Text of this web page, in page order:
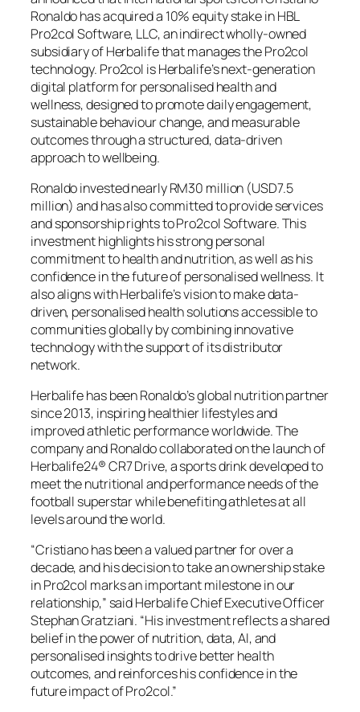
Ronaldo has acquired a 10% equity stake in HBL
Pro2col Software, LLC, an indirect wholly-owned
subsidiary of Herbalife that manages the Pro2col
technology. Pro2col is Herbalife’s next-generation
digital platform for personalised health and
wellness, designed to promote daily engagement,
sustainable behaviour change, and measurable
outcomes through a structured, data-driven
approach to wellbeing.
Ronaldo invested nearly RM30 million (USD7.5
million) and has also committed to provide services
and sponsorship rights to Pro2col Software. This
investment highlights his strong personal
commitment to health and nutrition, as well as his
confidence in the future of personalised wellness. It
also aligns with Herbalife’s vision to make data-
driven, personalised health solutions accessible to
communities globally by combining innovative
technology with the support of its distributor
network.
Herbalife has been Ronaldo’s global nutrition partner
since 2013, inspiring healthier lifestyles and
improved athletic performance worldwide. The
company and Ronaldo collaborated on the launch of
Herbalife24® CR7 Drive, a sports drink developed to
meet the nutritional and performance needs of the
football superstar while benefiting athletes at all
levels around the world.
“Cristiano has been a valued partner for over a
decade, and his decision to take an ownership stake
in Pro2col marks an important milestone in our
relationship,” said Herbalife Chief Executive Officer
Stephan Gratziani. “His investment reflects a shared
belief in the power of nutrition, data, AI, and
personalised insights to drive better health
outcomes, and reinforces his confidence in the
future impact of Pro2col.”